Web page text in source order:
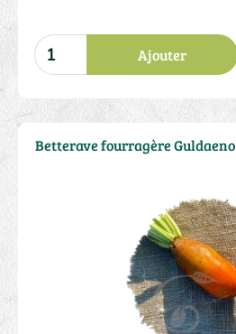
Ajouter
Betterave fourragère Guldaeno